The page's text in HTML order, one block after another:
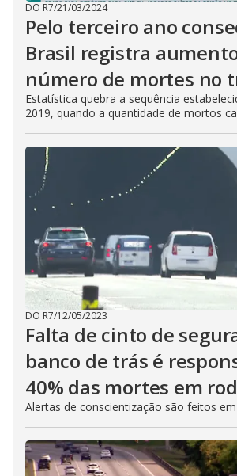
DO R7/21/03/2024
Pelo terceiro ano
Brasil registra
número de mortes no
Estatística quebra a sequência
2019, quando a quantidade de mortos
DO R7/12/05/2023
Falta de cinto de
banco de trás é
40% das mortes em
Alertas de conscientização são feitos